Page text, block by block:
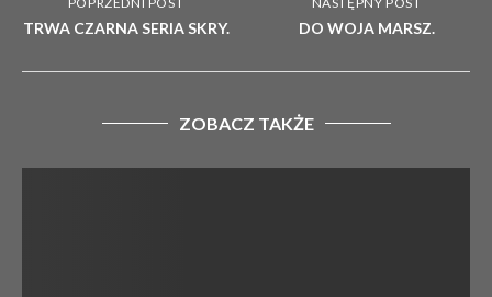
TRWA CZARNA SERIA SKRY. DO WOJA MARSZ.
ZOBACZ TAKŻE